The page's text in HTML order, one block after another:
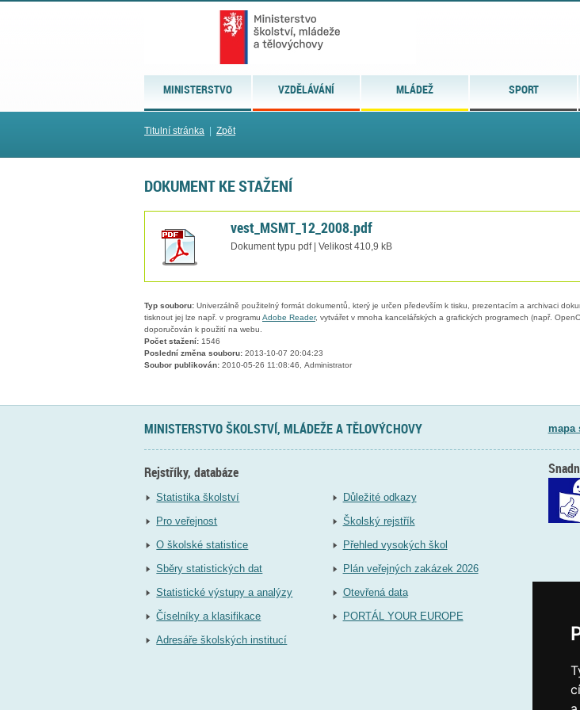
MINISTERSTVO VZDĚLÁVÁNÍ MLÁDEŽ SPORT
Titulní stránka Zpět
DOKUMENT KE STAŽENÍ
vest_MSMT_12_2008.pdf
Dokument typu pdf | Velikost 410,9 kB
Typ souboru: Univerzálně použitelný formát dokumentů, který je určen především k tisku, prezentacím a archivaci
tisknout jej lze např. v programu Adobe Reader, vytvářet v mnoha kancelářských a grafických programech (např.
doporučován k použití na webu.
Počet stažení: 1546
Poslední změna souboru: 2013-10-07 20:04:23
Soubor publikován: 2010-05-26 11:08:46, Administrator
MINISTERSTVO ŠKOLSTVÍ, MLÁDEŽE A TĚLOVÝCHOVY mapa
Rejstříky, databáze
Statistika školství
Pro veřejnost
O školské statistice
Sběry statistických dat
Statistické výstupy a analýzy
Číselníky a klasifikace
Adresáře školských institucí
Důležité odkazy
Školský rejstřík
Přehled vysokých škol
Plán veřejných zakázek 2026
Otevřená data
PORTÁL YOUR EUROPE